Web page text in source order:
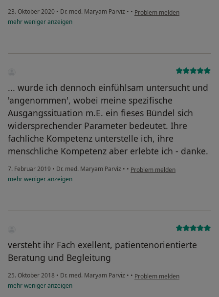
23. Oktober 2020 • Dr. med. Maryam Parviz • • Problem melden
mehrwenigeranzeigen
... wurde ich dennoch einfühlsam untersucht und
'angenommen', wobei meine spezifische
Ausgangssituation m.E. ein fieses Bündel sich
widersprechender Parameter bedeutet. Ihre
fachliche Kompetenz unterstelle ich, ihre
menschliche Kompetenz aber erlebte ich - danke.
7. Februar 2019 • Dr. med. Maryam Parviz • • Problem melden
mehrwenigeranzeigen
versteht ihr Fach exellent, patientenorientierte
Beratung und Begleitung
25. Oktober 2018 • Dr. med. Maryam Parviz • • Problem melden
mehrwenigeranzeigen